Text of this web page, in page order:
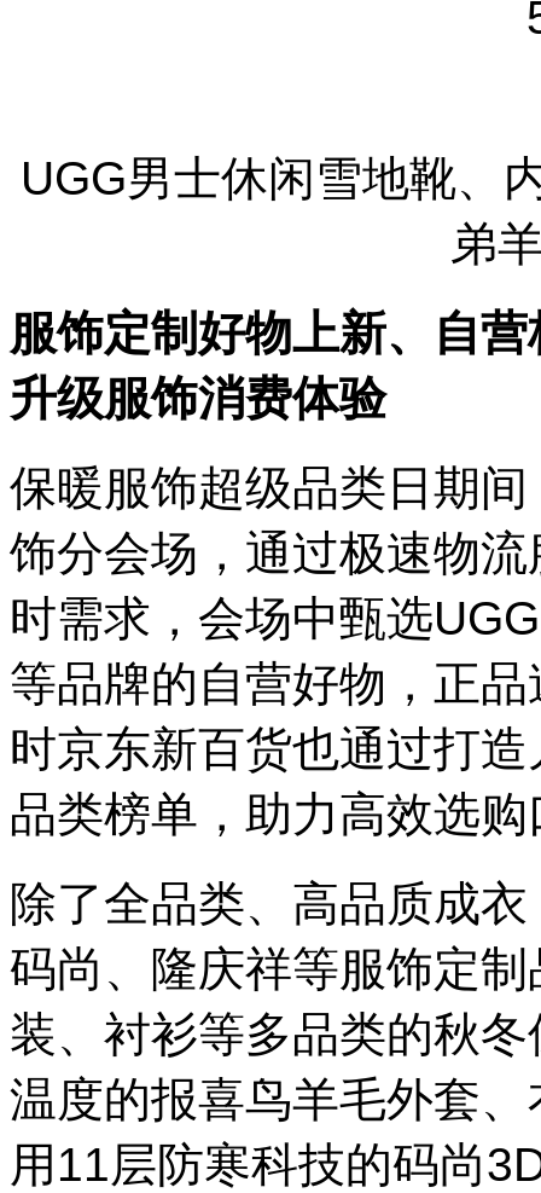
UGG男士休闲雪地靴、
弟
服饰定制好物上新、自
升级服饰消费体验
保暖服饰超级品类日期
饰分会场，通过极速物
时需求，会场中甄选
等品牌的自营好物，正
时京东新百货也通过打
品类榜单，助力高效选
除了全品类、高品质成
码尚、隆庆祥等服饰定
装、衬衫等多品类的秋
温度的报喜鸟羊毛外套
用11层防寒科技的码尚